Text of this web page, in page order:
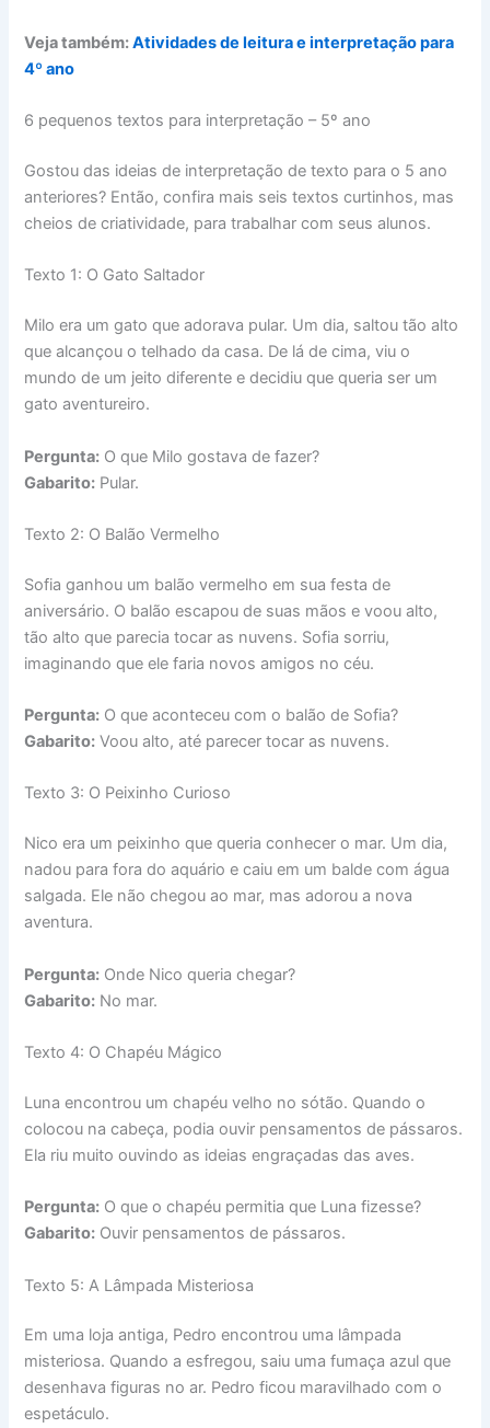
Veja também:Atividades de leitura e interpretação para
4º ano
6 pequenos textos para interpretação – 5º ano
Gostou das ideias de interpretação de texto para o 5 ano
anteriores? Então, confira mais seis textos curtinhos, mas
cheios de criatividade, para trabalhar com seus alunos.
Texto 1: O Gato Saltador
Milo era um gato que adorava pular. Um dia, saltou tão alto
que alcançou o telhado da casa. De lá de cima, viu o
mundo de um jeito diferente e decidiu que queria ser um
gato aventureiro.
Pergunta: O que Milo gostava de fazer?
Gabarito: Pular.
Texto 2: O Balão Vermelho
Sofia ganhou um balão vermelho em sua festa de
aniversário. O balão escapou de suas mãos e voou alto,
tão alto que parecia tocar as nuvens. Sofia sorriu,
imaginando que ele faria novos amigos no céu.
Pergunta: O que aconteceu com o balão de Sofia?
Gabarito: Voou alto, até parecer tocar as nuvens.
Texto 3: O Peixinho Curioso
Nico era um peixinho que queria conhecer o mar. Um dia,
nadou para fora do aquário e caiu em um balde com água
salgada. Ele não chegou ao mar, mas adorou a nova
aventura.
Pergunta: Onde Nico queria chegar?
Gabarito: No mar.
Texto 4: O Chapéu Mágico
Luna encontrou um chapéu velho no sótão. Quando o
colocou na cabeça, podia ouvir pensamentos de pássaros.
Ela riu muito ouvindo as ideias engraçadas das aves.
Pergunta: O que o chapéu permitia que Luna fizesse?
Gabarito: Ouvir pensamentos de pássaros.
Texto 5: A Lâmpada Misteriosa
Em uma loja antiga, Pedro encontrou uma lâmpada
misteriosa. Quando a esfregou, saiu uma fumaça azul que
desenhava figuras no ar. Pedro ficou maravilhado com o
espetáculo.